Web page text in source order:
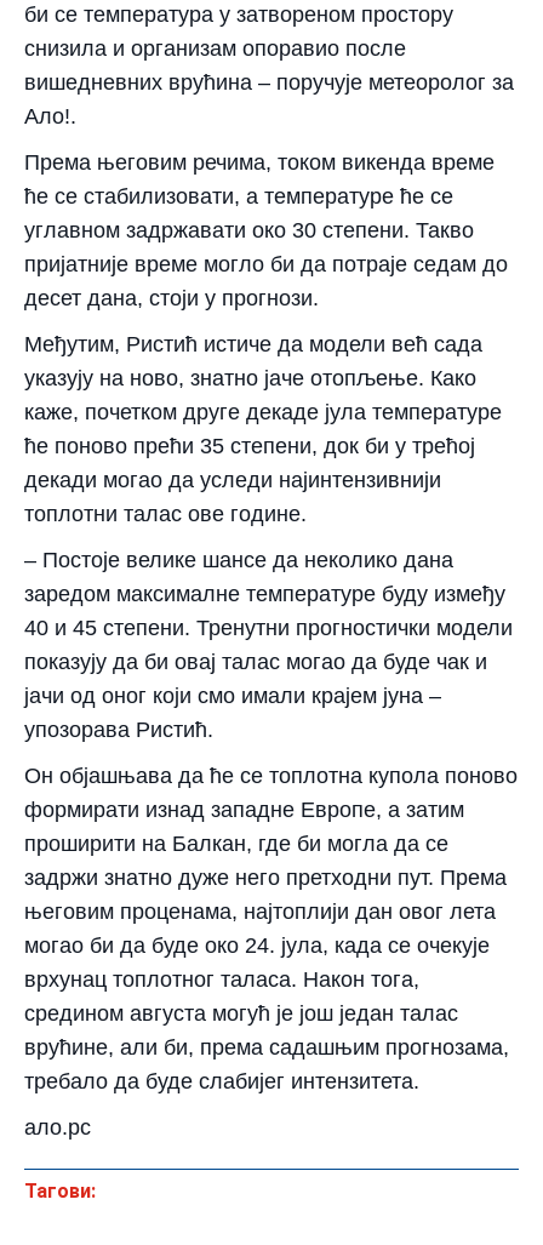
би се температура у затвореном простору
снизила и организам опоравио после
вишедневних врућина – поручује метеоролог за
Ало!.
Према његовим речима, током викенда време
ће се стабилизовати, а температуре ће се
углавном задржавати око 30 степени. Такво
пријатније време могло би да потраје седам до
десет дана, стоји у прогнози.
Међутим, Ристић истиче да модели већ сада
указују на ново, знатно јаче отопљење. Како
каже, почетком друге декаде јула температуре
ће поново прећи 35 степени, док би у трећој
декади могао да уследи најинтензивнији
топлотни талас ове године.
– Постоје велике шансе да неколико дана
заредом максималне температуре буду између
40 и 45 степени. Тренутни прогностички модели
показују да би овај талас могао да буде чак и
јачи од оног који смо имали крајем јуна –
упозорава Ристић.
Он објашњава да ће се топлотна купола поново
формирати изнад западне Европе, а затим
проширити на Балкан, где би могла да се
задржи знатно дуже него претходни пут. Према
његовим проценама, најтоплији дан овог лета
могао би да буде око 24. јула, када се очекује
врхунац топлотног таласа. Након тога,
средином августа могућ је још један талас
врућине, али би, према садашњим прогнозама,
требало да буде слабијег интензитета.
ало.рс
Тагови: